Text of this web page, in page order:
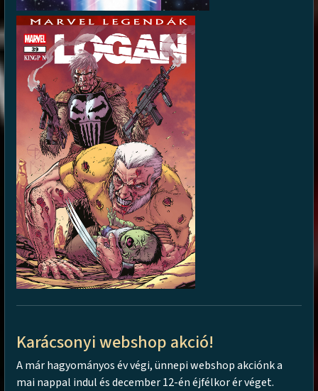
Karácsonyi webshop akció!
A már hagyományos év végi, ünnepi webshop akciónk a
mai nappal indul és december 12-én éjfélkor ér véget.